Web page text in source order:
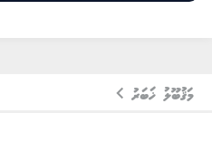
މަޤުބޫލު ޚަބަރު